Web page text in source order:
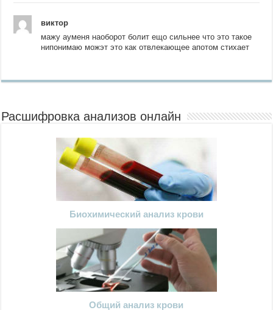
виктор
мажу ауменя наоборот болит ещо сильнее что это такое
нипонимаю можэт это как отвлекающее апотом стихает
Расшифровка анализов онлайн
Биохимический анализ крови
Общий анализ крови